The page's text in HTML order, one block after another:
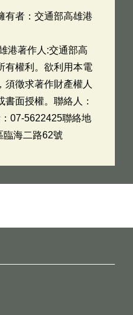
有者：交通部高雄港
港著作人:交通部高
有權利。欲利用本電
須徵求著作財產權人
面授權。聯絡人：
07-5622425聯絡地
臨海二路62號